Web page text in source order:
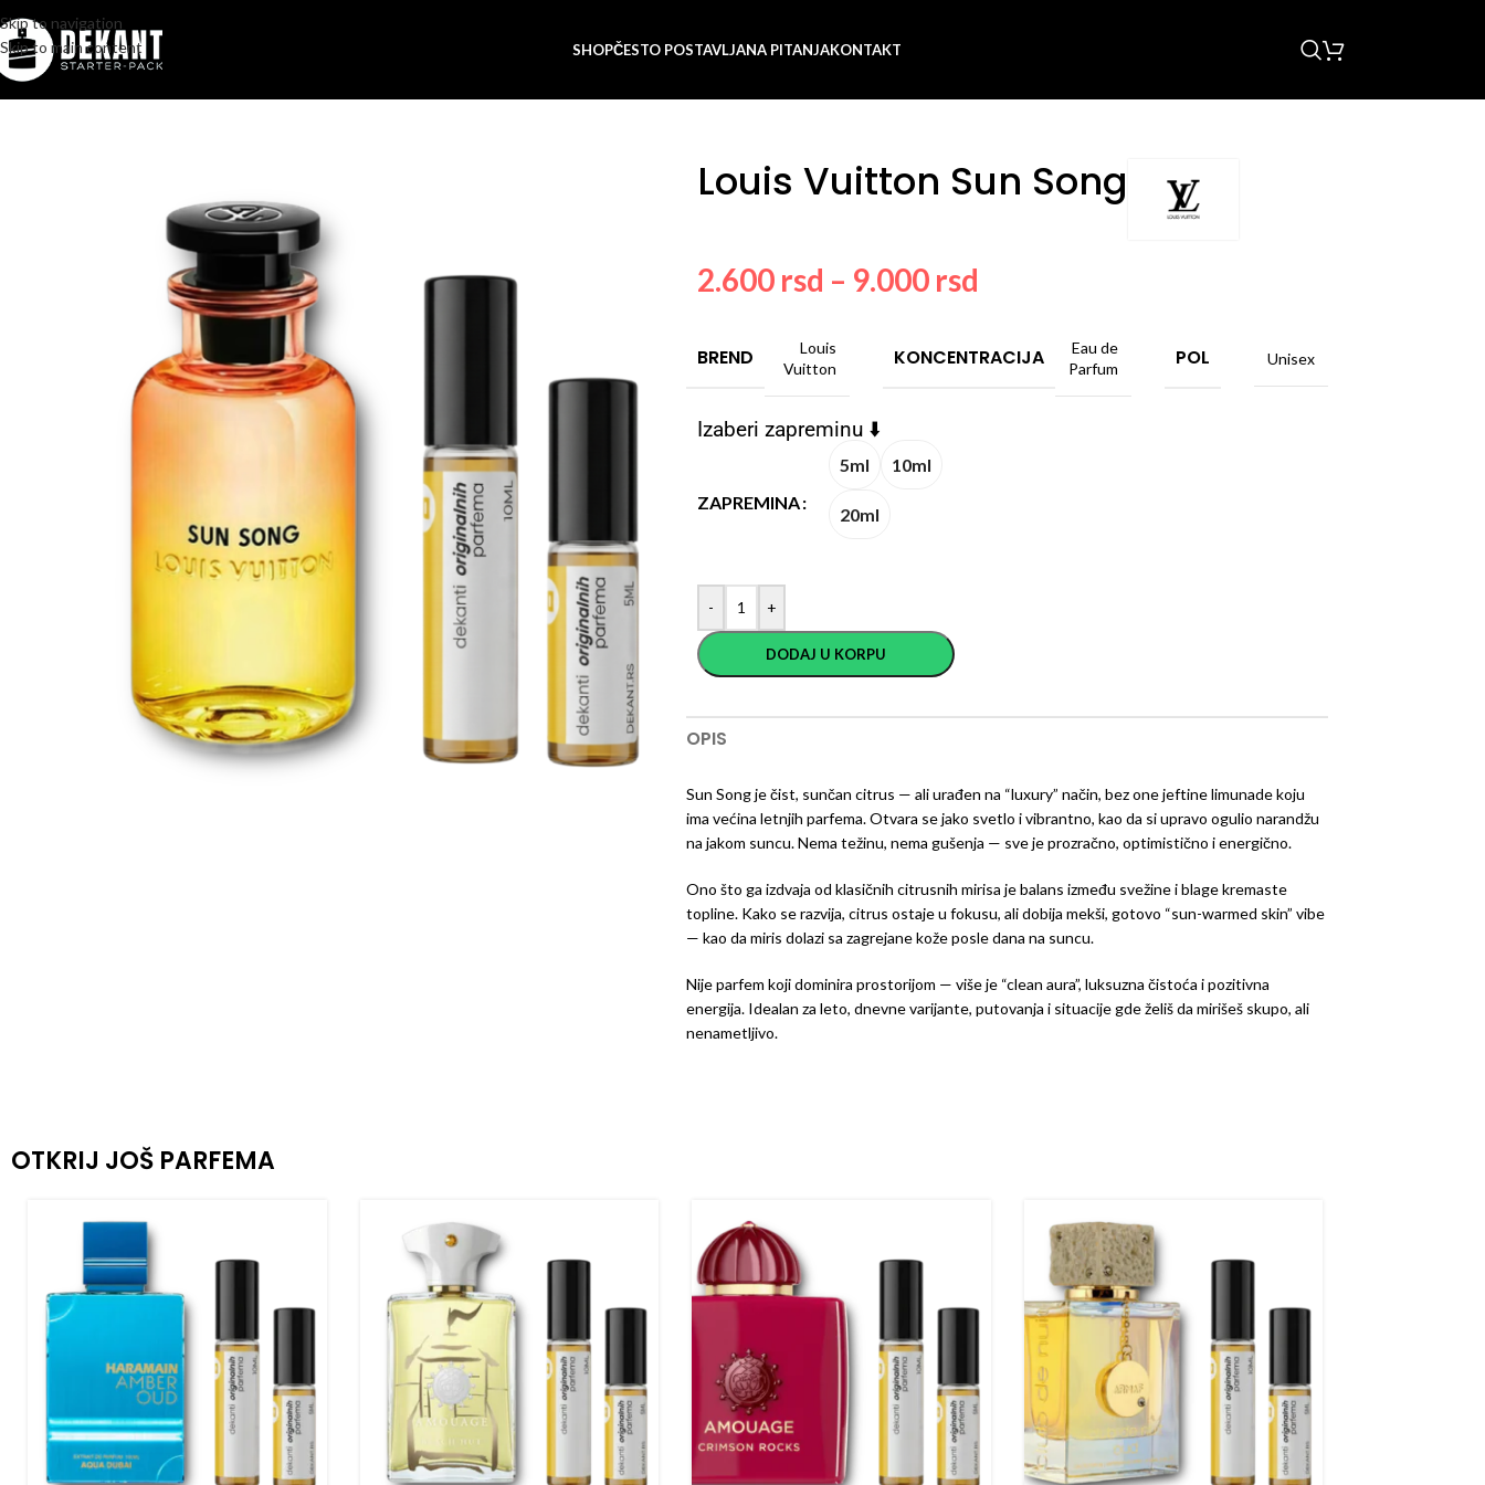
Skip to navigation
Skip to main content
SHOPČESTO POSTAVLJANA PITANJAKONTAKT
Louis Vuitton Sun Song
2.600 rsd – 9.000 rsd
BREND
Louis
Vuitton
KONCENTRACIJA
Eau de
Parfum
POL Unisex
Izaberi zapreminu ⬇️
ZAPREMINA
5ml 10ml
20ml
- +
DODAJ U KORPU
OPIS
Sun Song je čist, sunčan citrus — ali urađen na “luxury” način, bez one jeftine limunade koju
ima većina letnjih parfema. Otvara se jako svetlo i vibrantno, kao da si upravo ogulio narandžu
na jakom suncu. Nema težinu, nema gušenja — sve je prozračno, optimistično i energično.
Ono što ga izdvaja od klasičnih citrusnih mirisa je balans između svežine i blage kremaste
topline. Kako se razvija, citrus ostaje u fokusu, ali dobija mekši, gotovo “sun-warmed skin” vibe
— kao da miris dolazi sa zagrejane kože posle dana na suncu.
Nije parfem koji dominira prostorijom — više je “clean aura”, luksuzna čistoća i pozitivna
energija. Idealan za leto, dnevne varijante, putovanja i situacije gde želiš da mirišeš skupo, ali
nenametljivo.
OTKRIJ JOŠ PARFEMA